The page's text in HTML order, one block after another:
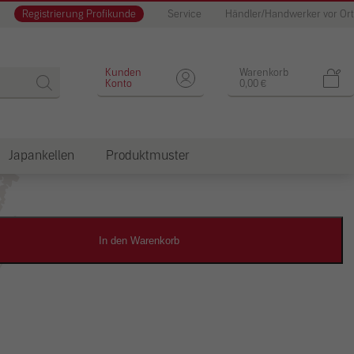
Registrierung Profikunde Service Händler/Handwerker vor Ort
Warenkorb
0,00 €
Kunden
Konto
Japankellen Produktmuster
Designputz
In den Warenkorb